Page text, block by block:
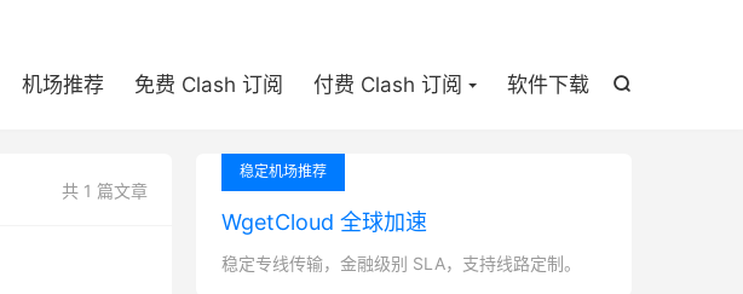

机场推荐 免费 Clash 订阅 付费 Clash 订阅 软件下载
共 1 篇文章
稳定机场推荐
WgetCloud 全球加速
稳定专线传输，金融级别 SLA，支持线路定制。